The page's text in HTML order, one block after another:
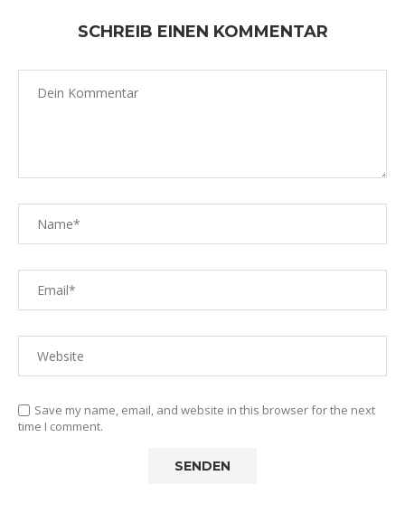
SCHREIB EINEN KOMMENTAR
Save my name, email, and website in this browser for the next
time I comment.